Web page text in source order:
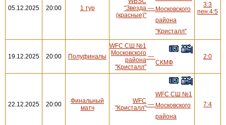
05.12.2025 20:00 1 тур
"Звезда
(красные)"
— Московского
района
"Кристалл"
3:3
пен.4:5
19.12.2025 20:00 Полуфиналы
WFC СШ №1
Московского
района
"Кристалл"
—
СКМФ
2:0
22.12.2025 20:00
Финальный
матч
WFC
"Кристалл" —
WFC СШ №1
Московского
района
7:4